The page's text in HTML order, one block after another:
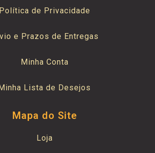
Política de Privacidade
e Prazos de Entregas
Minha Conta
Minha Lista de Desejos
Mapa do Site
Loja